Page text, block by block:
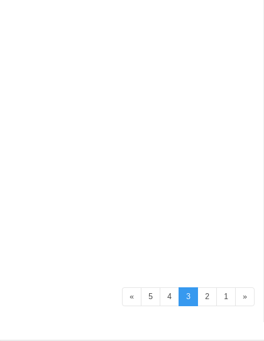
«
1
2
3
4
5
»